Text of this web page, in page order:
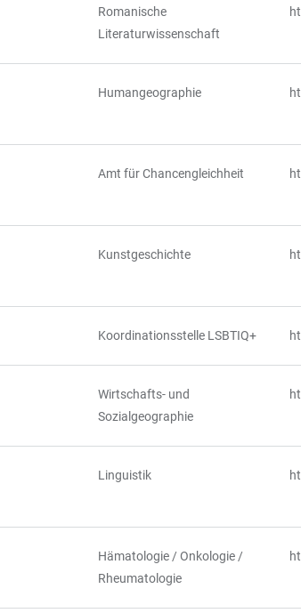
Romanische
Literaturwissenschaft
Humangeographie
Amt für Chancengleichheit
Kunstgeschichte
Koordinationsstelle LSBTIQ+
Wirtschafts- und
Sozialgeographie
Linguistik
Hämatologie / Onkologie /
Rheumatologie